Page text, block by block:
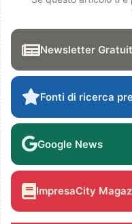
Newsletter
Fonti di ricerca
Google News
ImpresaCity